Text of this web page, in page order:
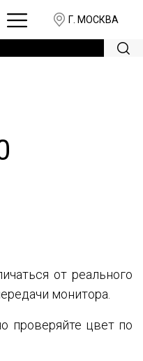
Г. МОСКВА
от реального
монитора.
проверяйте цвет по